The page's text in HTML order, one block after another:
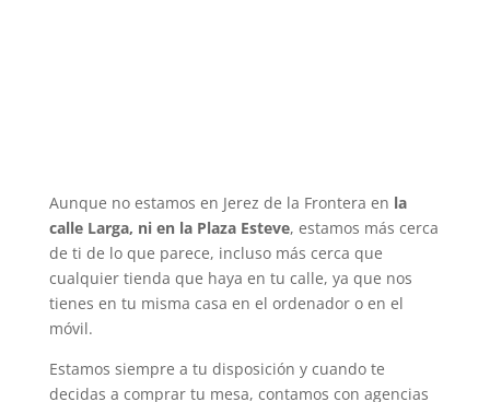
Aunque no estamos en Jerez de la Frontera en la
calle Larga, ni en la Plaza Esteve, estamos más cerca
de ti de lo que parece, incluso más cerca que
cualquier tienda que haya en tu calle, ya que nos
tienes en tu misma casa en el ordenador o en el
móvil.
Estamos siempre a tu disposición y cuando te
decidas a comprar tu mesa, contamos con agencias